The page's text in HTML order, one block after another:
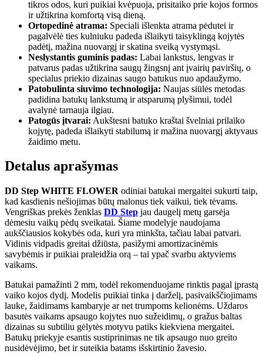
tikros odos, kuri puikiai kvėpuoja, prisitaiko prie kojos formos
ir užtikrina komfortą visą dieną.
Ortopedinė atrama: Speciali išlenkta atrama pėdutei ir
pagalvėlė ties kulniuku padeda išlaikyti taisyklingą kojytės
padėtį, mažina nuovargį ir skatina sveiką vystymąsi.
Neslystantis guminis padas: Labai lankstus, lengvas ir
patvarus padas užtikrina saugų žingsnį ant įvairių paviršių, o
specialus priekio dizainas saugo batukus nuo apdaužymo.
Patobulinta siuvimo technologija: Naujas siūlės metodas
padidina batukų lankstumą ir atsparumą plyšimui, todėl
avalynė tarnauja ilgiau.
Patogūs įtvarai: Aukštesni batuko kraštai švelniai prilaiko
kojytę, padeda išlaikyti stabilumą ir mažina nuovargį aktyvaus
žaidimo metu.
Detalus aprašymas
DD Step WHITE FLOWER odiniai batukai mergaitei sukurti taip,
kad kasdienis nešiojimas būtų malonus tiek vaikui, tiek tėvams.
Vengriškas prekės ženklas DD Step jau daugelį metų garsėja
dėmesiu vaikų pėdų sveikatai. Šiame modelyje naudojama
aukščiausios kokybės oda, kuri yra minkšta, tačiau labai patvari.
Vidinis vidpadis greitai džiūsta, pasižymi amortizacinėmis
savybėmis ir puikiai praleidžia orą – tai ypač svarbu aktyviems
vaikams.
Batukai pamažinti 2 mm, todėl rekomenduojame rinktis pagal įprastą
vaiko kojos dydį. Modelis puikiai tinka į darželį, pasivaikščiojimams
lauke, žaidimams kambaryje ar net trumpoms kelionėms. Uždaros
basutės vaikams apsaugo kojytes nuo sužeidimų, o gražus baltas
dizainas su subtiliu gėlytės motyvu patiks kiekviena mergaitei.
Batukų priekyje esantis sustiprinimas ne tik apsaugo nuo greito
nusidėvėjimo, bet ir suteikia batams išskirtinio žavesio.